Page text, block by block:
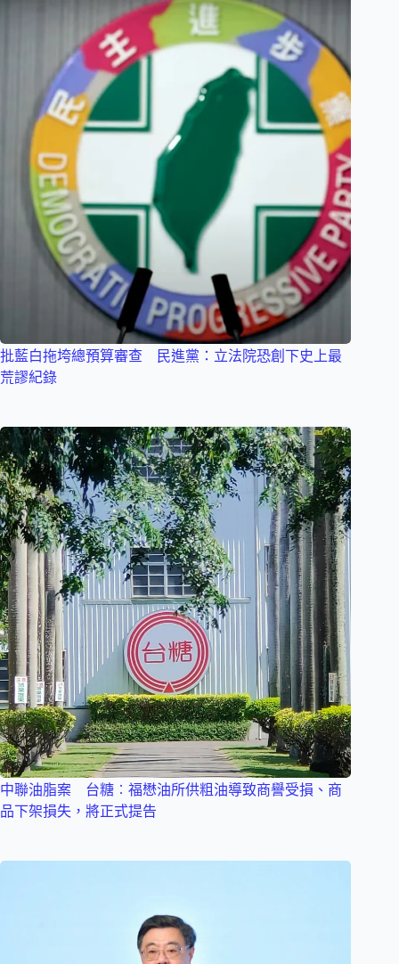
批藍白拖垮總預算審查 民進黨：立法院恐創下史上最
荒謬紀錄
中聯油脂案 台糖︰福懋油所供粗油導致商譽受損、商
品下架損失，將正式提告